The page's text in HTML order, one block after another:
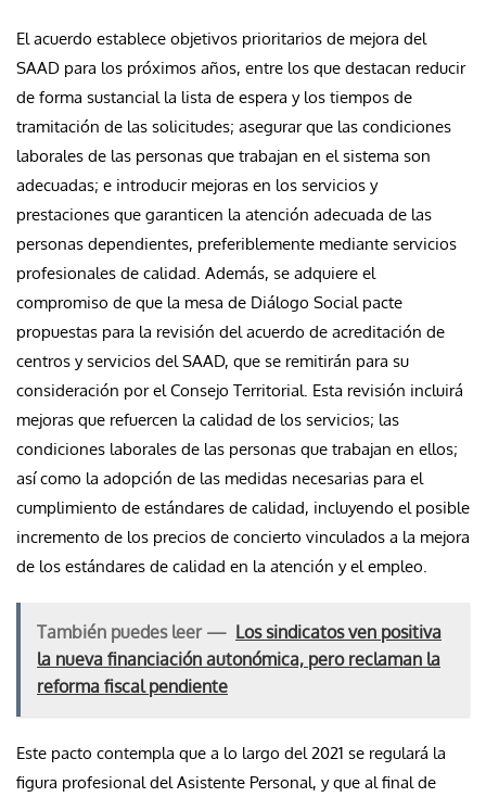
El acuerdo establece objetivos prioritarios de mejora del
SAAD para los próximos años, entre los que destacan reducir
de forma sustancial la lista de espera y los tiempos de
tramitación de las solicitudes; asegurar que las condiciones
laborales de las personas que trabajan en el sistema son
adecuadas; e introducir mejoras en los servicios y
prestaciones que garanticen la atención adecuada de las
personas dependientes, preferiblemente mediante servicios
profesionales de calidad. Además, se adquiere el
compromiso de que la mesa de Diálogo Social pacte
propuestas para la revisión del acuerdo de acreditación de
centros y servicios del SAAD, que se remitirán para su
consideración por el Consejo Territorial. Esta revisión incluirá
mejoras que refuercen la calidad de los servicios; las
condiciones laborales de las personas que trabajan en ellos;
así como la adopción de las medidas necesarias para el
cumplimiento de estándares de calidad, incluyendo el posible
incremento de los precios de concierto vinculados a la mejora
de los estándares de calidad en la atención y el empleo.
También puedes leer — Los sindicatos ven positiva
la nueva financiación autonómica, pero reclaman la
reforma fiscal pendiente
Este pacto contempla que a lo largo del 2021 se regulará la
figura profesional del Asistente Personal, y que al final de